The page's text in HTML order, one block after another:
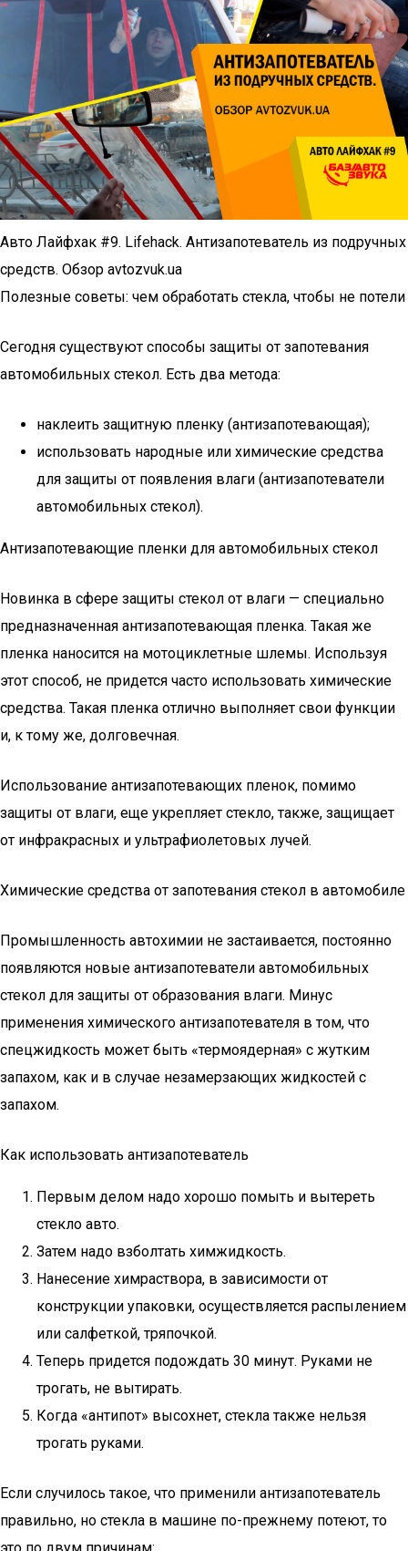
Авто Лайфхак #9. Lifehack. Антизапотеватель из подручных
средств. Обзор avtozvuk.ua
Полезные советы: чем обработать стекла, чтобы не потели
Сегодня существуют способы защиты от запотевания
автомобильных стекол. Есть два метода:
наклеить защитную пленку (антизапотевающая);
использовать народные или химические средства
для защиты от появления влаги (антизапотеватели
автомобильных стекол).
Антизапотевающие пленки для автомобильных стекол
Новинка в сфере защиты стекол от влаги — специально
предназначенная антизапотевающая пленка. Такая же
пленка наносится на мотоциклетные шлемы. Используя
этот способ, не придется часто использовать химические
средства. Такая пленка отлично выполняет свои функции
и, к тому же, долговечная.
Использование антизапотевающих пленок, помимо
защиты от влаги, еще укрепляет стекло, также, защищает
от инфракрасных и ультрафиолетовых лучей.
Химические средства от запотевания стекол в автомобиле
Промышленность автохимии не застаивается, постоянно
появляются новые антизапотеватели автомобильных
стекол для защиты от образования влаги. Минус
применения химического антизапотевателя в том, что
спецжидкость может быть «термоядерная» с жутким
запахом, как и в случае незамерзающих жидкостей с
запахом.
Как использовать антизапотеватель
Первым делом надо хорошо помыть и вытереть
стекло авто.
Затем надо взболтать химжидкость.
Нанесение химраствора, в зависимости от
конструкции упаковки, осуществляется распылением
или салфеткой, тряпочкой.
Теперь придется подождать 30 минут. Руками не
трогать, не вытирать.
Когда «антипот» высохнет, стекла также нельзя
трогать руками.
Если случилось такое, что применили антизапотеватель
правильно, но стекла в машине по-прежнему потеют, то